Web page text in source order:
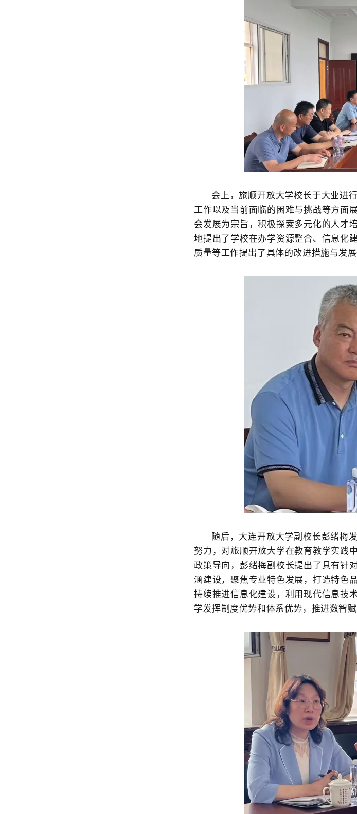
会上，旅顺开放大学校长于大业进
工作以及当前面临的困难与挑战等方面
会发展为宗旨，积极探索多元化的人才
地提出了学校在办学资源整合、信息化
质量等工作提出了具体的改进措施与发展
随后，大连开放大学副校长彭绪梅
努力 ， 对旅顺开放大学在教育教学实践
政策导向， 彭绪梅副校长提出了具有针
涵建设，聚焦专业特色发展，打造特色品
持续推进信息化建设，利用现代信息技
学发挥制度优势和体系优势，推进数智